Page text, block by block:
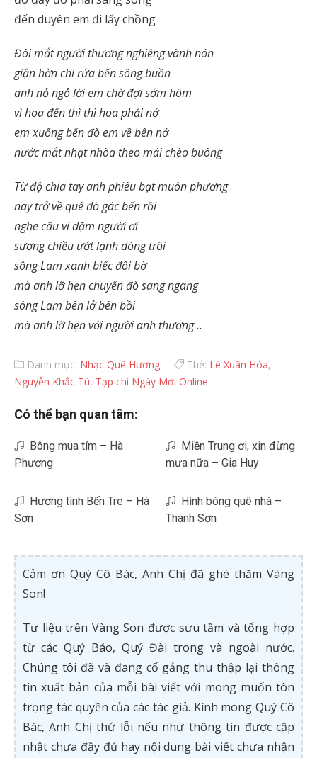
đến duyên em đi lấy chồng
Đôi mắt người thương nghiêng vành nón
giận hờn chi rứa bến sông buồn
anh nỏ ngỏ lời em chờ đợi sớm hôm
vì hoa đến thì thì hoa phải nở
em xuống bến đò em về bên nớ
nước mắt nhạt nhòa theo mái chèo buông
Từ độ chia tay anh phiêu bạt muôn phương
nay trở về quê đò gác bến rồi
nghe câu ví dặm người ơi
sương chiều ướt lạnh dòng trôi
sông Lam xanh biếc đôi bờ
mà anh lỡ hẹn chuyến đò sang ngang
sông Lam bên lở bên bồi
mà anh lỡ hẹn với người anh thương ..
Danh mục: Nhạc Quê Hương Thẻ: Lê Xuân Hòa,
Nguyễn Khắc Tú, Tạp chí Ngày Mới Online
Có thể bạn quan tâm:
Bông mua tím – Hà
Phương
Miền Trung ơi, xin đừng
mưa nữa – Gia Huy
Hương tình Bến Tre – Hà
Sơn
Hình bóng quê nhà –
Thanh Sơn
Cảm ơn Quý Cô Bác, Anh Chị đã ghé thăm Vàng
Son!
Tư liệu trên Vàng Son được sưu tầm và tổng hợp
từ các Quý Báo, Quý Đài trong và ngoài nước.
Chúng tôi đã và đang cố gắng thu thập lại thông
tin xuất bản của mỗi bài viết với mong muốn tôn
trọng tác quyền của các tác giả. Kính mong Quý Cô
Bác, Anh Chị thứ lỗi nếu như thông tin được cập
nhật chưa đầy đủ hay nội dung bài viết chưa nhận